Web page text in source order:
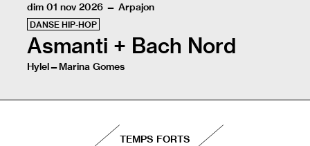
dim 01 nov 2026 — Arpajon
DANSE HIP-HOP
Asmanti + Bach Nord
Hylel—Marina Gomes
TEMPS FORTS